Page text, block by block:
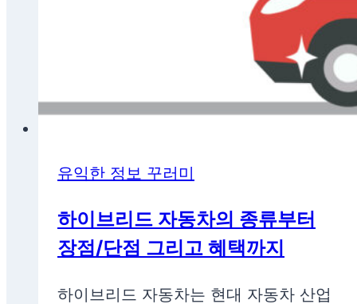
유익한 정보 꾸러미
하이브리드 자동차의 종류부터
장점/단점 그리고 혜택까지
하이브리드 자동차는 현대 자동차 산업